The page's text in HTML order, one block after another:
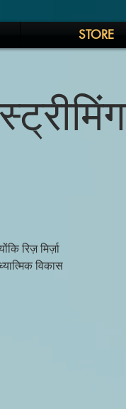
STORE
रिज़ मिर्ज़ा
विकास